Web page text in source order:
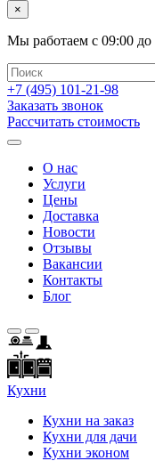
×
Мы работаем с 09:00 до
+7 (495) 101-21-98
Заказать звонок
Рассчитать стоимость
О нас
Услуги
Цены
Доставка
Новости
Отзывы
Вакансии
Контакты
Блог
Кухни
Кухни на заказ
Кухни для дачи
Кухни эконом